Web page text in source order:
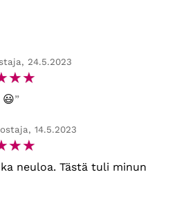
24.5.2023
☆☆
14.5.2023
☆☆
neuloa. Tästä tuli minun